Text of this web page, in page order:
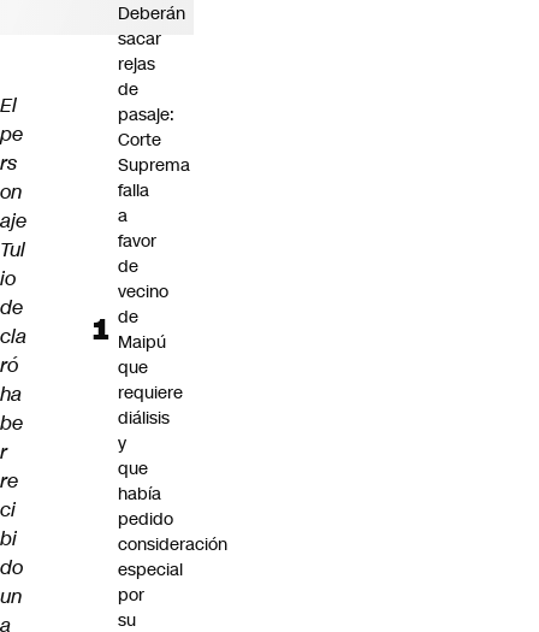
El
pe
rs
on
aje
Tul
io
de
cla
ró
ha
be
r
re
ci
bi
do
un
a
Deberán
sacar
rejas
de
pasaje:
Corte
Suprema
falla
a
favor
de
vecino
de
Maipú
que
requiere
diálisis
y
que
había
pedido
consideración
especial
por
su